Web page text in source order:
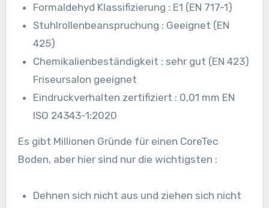
Formaldehyd Klassifizierung : E1 (EN 717-1)
Stuhlrollenbeanspruchung : Geeignet (EN
425)
Chemikalienbeständigkeit : sehr gut (EN 423)
Friseursalon geeignet
Eindruckverhalten zertifiziert : 0,01 mm EN
ISO 24343-1:2020
Es gibt Millionen Gründe für einen CoreTec
Boden, aber hier sind nur die wichtigsten :
Dehnen sich nicht aus und ziehen sich nicht